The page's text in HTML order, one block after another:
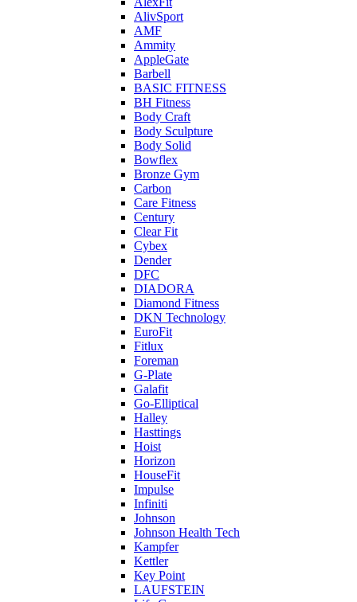
AlivSport
AMF
Ammity
AppleGate
Barbell
BASIC FITNESS
BH Fitness
Body Craft
Body Sculpture
Body Solid
Bowflex
Bronze Gym
Carbon
Care Fitness
Century
Clear Fit
Cybex
Dender
DFC
DIADORA
Diamond Fitness
DKN Technology
EuroFit
Fitlux
Foreman
G-Plate
Galafit
Go-Elliptical
Halley
Hasttings
Hoist
Horizon
HouseFit
Impulse
Infiniti
Johnson
Johnson Health Tech
Kampfer
Kettler
Key Point
LAUFSTEIN